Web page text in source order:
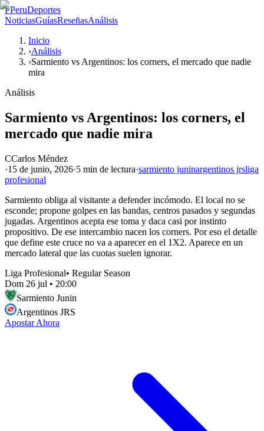
PPeruDeportes
NoticiasGuíasReseñasAnálisis
Inicio
›Análisis
›Sarmiento vs Argentinos: los corners, el mercado que nadie
mira
Análisis
Sarmiento vs Argentinos: los corners, el
mercado que nadie mira
CCarlos Méndez
·15 de junio, 2026·5 min de lectura·sarmiento juninargentinos jrsliga
profesional
Sarmiento obliga al visitante a defender incómodo. El local no se
esconde; propone golpes en las bandas, centros pasados y segundas
jugadas. Argentinos acepta ese toma y daca casi por instinto
propositivo. De ese intercambio nacen los corners. Por eso el detalle
que define este cruce no va a aparecer en el 1X2. Aparece en un
mercado lateral que las cuotas suelen ignorar.
Liga Profesional• Regular Season
Dom 26 jul • 20:00
Sarmiento Junin
Argentinos JRS
Apostar Ahora